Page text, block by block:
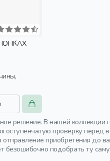
решение. В нашей
проверку перед
приобретения до
подобрать ту